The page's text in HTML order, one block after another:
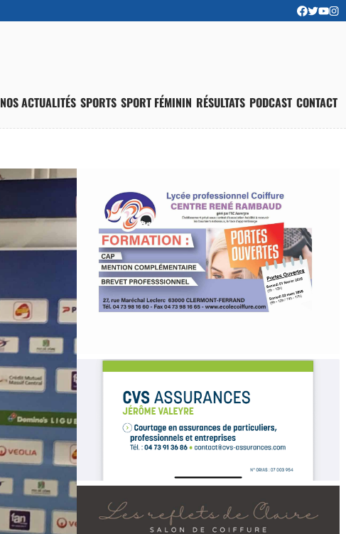
NOS ACTUALITÉS SPORTS SPORT FÉMININ RÉSULTATS PODCAST CONTACT